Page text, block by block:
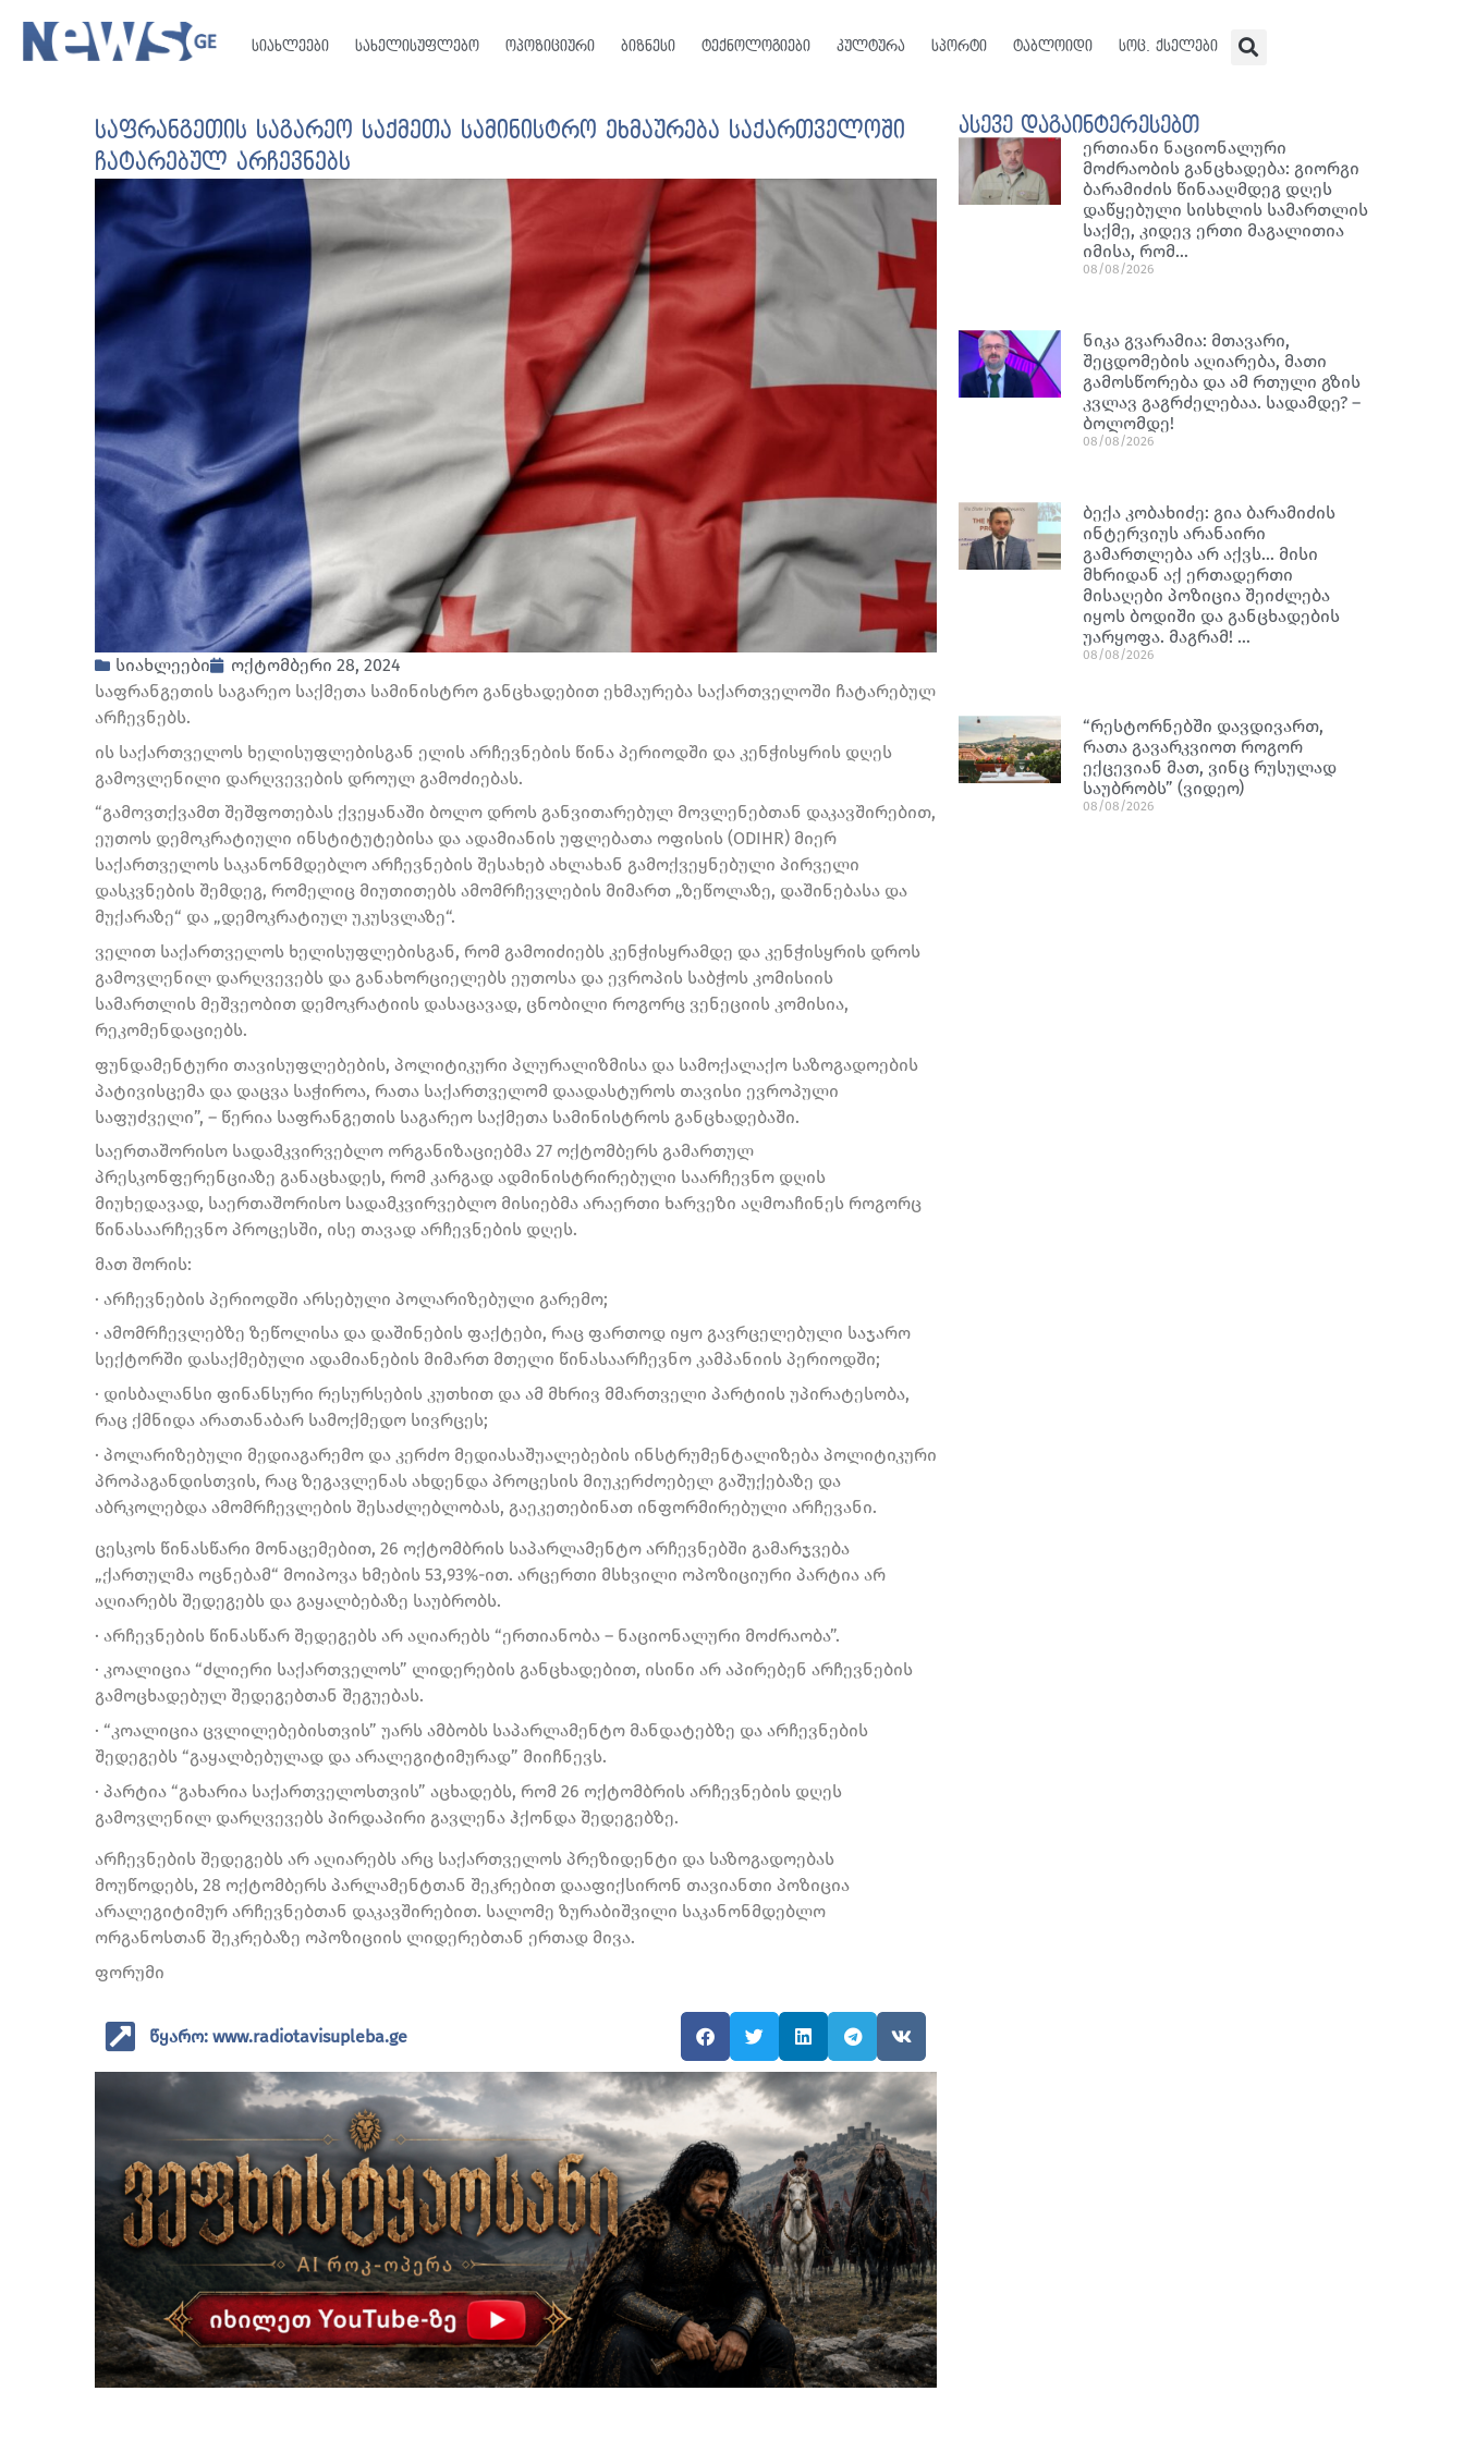
სიახლეები სახელისუფლებო ოპოზიციური ბიზნესი ტექნოლოგიები კულტურა სპორტი ტაბლოიდი სოც. ქსელები
საფრანგეთის საგარეო საქმეთა სამინისტრო ეხმაურება საქართველოში
ჩატარებულ არჩევნებს
სიახლეები
ოქტომბერი 28, 2024
საფრანგეთის საგარეო საქმეთა სამინისტრო განცხადებით ეხმაურება საქართველოში ჩატარებულ
არჩევნებს.
ის საქართველოს ხელისუფლებისგან ელის არჩევნების წინა პერიოდში და კენჭისყრის დღეს
გამოვლენილი დარღვევების დროულ გამოძიებას.
“გამოვთქვამთ შეშფოთებას ქვეყანაში ბოლო დროს განვითარებულ მოვლენებთან დაკავშირებით,
ეუთოს დემოკრატიული ინსტიტუტებისა და ადამიანის უფლებათა ოფისის (ODIHR) მიერ
საქართველოს საკანონმდებლო არჩევნების შესახებ ახლახან გამოქვეყნებული პირველი
დასკვნების შემდეგ, რომელიც მიუთითებს ამომრჩევლების მიმართ „ზეწოლაზე, დაშინებასა და
მუქარაზე“ და „დემოკრატიულ უკუსვლაზე“.
ველით საქართველოს ხელისუფლებისგან, რომ გამოიძიებს კენჭისყრამდე და კენჭისყრის დროს
გამოვლენილ დარღვევებს და განახორციელებს ეუთოსა და ევროპის საბჭოს კომისიის
სამართლის მეშვეობით დემოკრატიის დასაცავად, ცნობილი როგორც ვენეციის კომისია,
რეკომენდაციებს.
ფუნდამენტური თავისუფლებების, პოლიტიკური პლურალიზმისა და სამოქალაქო საზოგადოების
პატივისცემა და დაცვა საჭიროა, რათა საქართველომ დაადასტუროს თავისი ევროპული
საფუძველი”, – წერია საფრანგეთის საგარეო საქმეთა სამინისტროს განცხადებაში.
საერთაშორისო სადამკვირვებლო ორგანიზაციებმა 27 ოქტომბერს გამართულ
პრესკონფერენციაზე განაცხადეს, რომ კარგად ადმინისტრირებული საარჩევნო დღის
მიუხედავად, საერთაშორისო სადამკვირვებლო მისიებმა არაერთი ხარვეზი აღმოაჩინეს როგორც
წინასაარჩევნო პროცესში, ისე თავად არჩევნების დღეს.
მათ შორის:
· არჩევნების პერიოდში არსებული პოლარიზებული გარემო;
· ამომრჩევლებზე ზეწოლისა და დაშინების ფაქტები, რაც ფართოდ იყო გავრცელებული საჯარო
სექტორში დასაქმებული ადამიანების მიმართ მთელი წინასაარჩევნო კამპანიის პერიოდში;
· დისბალანსი ფინანსური რესურსების კუთხით და ამ მხრივ მმართველი პარტიის უპირატესობა,
რაც ქმნიდა არათანაბარ სამოქმედო სივრცეს;
· პოლარიზებული მედიაგარემო და კერძო მედიასაშუალებების ინსტრუმენტალიზება პოლიტიკური
პროპაგანდისთვის, რაც ზეგავლენას ახდენდა პროცესის მიუკერძოებელ გაშუქებაზე და
აბრკოლებდა ამომრჩევლების შესაძლებლობას, გაეკეთებინათ ინფორმირებული არჩევანი.
ცესკოს წინასწარი მონაცემებით, 26 ოქტომბრის საპარლამენტო არჩევნებში გამარჯვება
„ქართულმა ოცნებამ“ მოიპოვა ხმების 53,93%-ით. არცერთი მსხვილი ოპოზიციური პარტია არ
აღიარებს შედეგებს და გაყალბებაზე საუბრობს.
· არჩევნების წინასწარ შედეგებს არ აღიარებს “ერთიანობა – ნაციონალური მოძრაობა”.
· კოალიცია “ძლიერი საქართველოს” ლიდერების განცხადებით, ისინი არ აპირებენ არჩევნების
გამოცხადებულ შედეგებთან შეგუებას.
· “კოალიცია ცვლილებებისთვის” უარს ამბობს საპარლამენტო მანდატებზე და არჩევნების
შედეგებს “გაყალბებულად და არალეგიტიმურად” მიიჩნევს.
· პარტია “გახარია საქართველოსთვის” აცხადებს, რომ 26 ოქტომბრის არჩევნების დღეს
გამოვლენილ დარღვევებს პირდაპირი გავლენა ჰქონდა შედეგებზე.
არჩევნების შედეგებს არ აღიარებს არც საქართველოს პრეზიდენტი და საზოგადოებას
მოუწოდებს, 28 ოქტომბერს პარლამენტთან შეკრებით დააფიქსირონ თავიანთი პოზიცია
არალეგიტიმურ არჩევნებთან დაკავშირებით. სალომე ზურაბიშვილი საკანონმდებლო
ორგანოსთან შეკრებაზე ოპოზიციის ლიდერებთან ერთად მივა.
ფორუმი
წყარო: www.radiotavisupleba.ge
ასევე დაგაინტერესებთ
ერთიანი ნაციონალური
მოძრაობის განცხადება: გიორგი
ბარამიძის წინააღმდეგ დღეს
დაწყებული სისხლის სამართლის
საქმე, კიდევ ერთი მაგალითია
იმისა, რომ…
08/08/2026
ნიკა გვარამია: მთავარი,
შეცდომების აღიარება, მათი
გამოსწორება და ამ რთული გზის
კვლავ გაგრძელებაა. სადამდე? –
ბოლომდე!
08/08/2026
ბექა კობახიძე: გია ბარამიძის
ინტერვიუს არანაირი
გამართლება არ აქვს… მისი
მხრიდან აქ ერთადერთი
მისაღები პოზიცია შეიძლება
იყოს ბოდიში და განცხადების
უარყოფა. მაგრამ! …
08/08/2026
“რესტორნებში დავდივართ,
რათა გავარკვიოთ როგორ
ექცევიან მათ, ვინც რუსულად
საუბრობს” (ვიდეო)
08/08/2026